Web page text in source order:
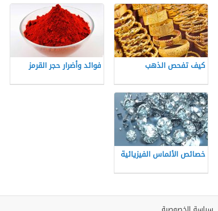
كيف تفحص الذهب فوائد وأضرار حجر القرمز
خصائص الألماس الفيزيائية